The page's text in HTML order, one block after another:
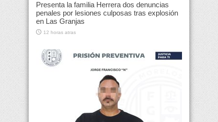
Presenta la familia Herrera dos denuncias
penales por lesiones culposas tras explosión
en Las Granjas
12 horas atras